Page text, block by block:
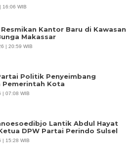
16:06 WIB
Resmikan Kantor Baru di Kawasan
Makassar
| 20:59 WIB
Politik Penyeimbang
Pemerintah Kota
| 07:08 WIB
Lantik Abdul Hayat
DPW Partai Perindo Sulsel
| 15:28 WIB